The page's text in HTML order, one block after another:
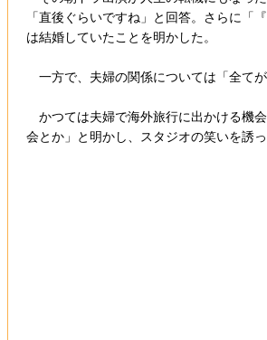
「直後ぐらいですね」と回答。さらに
は結婚していたことを明かした。
一方で、夫婦の関係については「全て
かつては夫婦で海外旅行に出かける機
会とか」と明かし、スタジオの笑いを誘っ